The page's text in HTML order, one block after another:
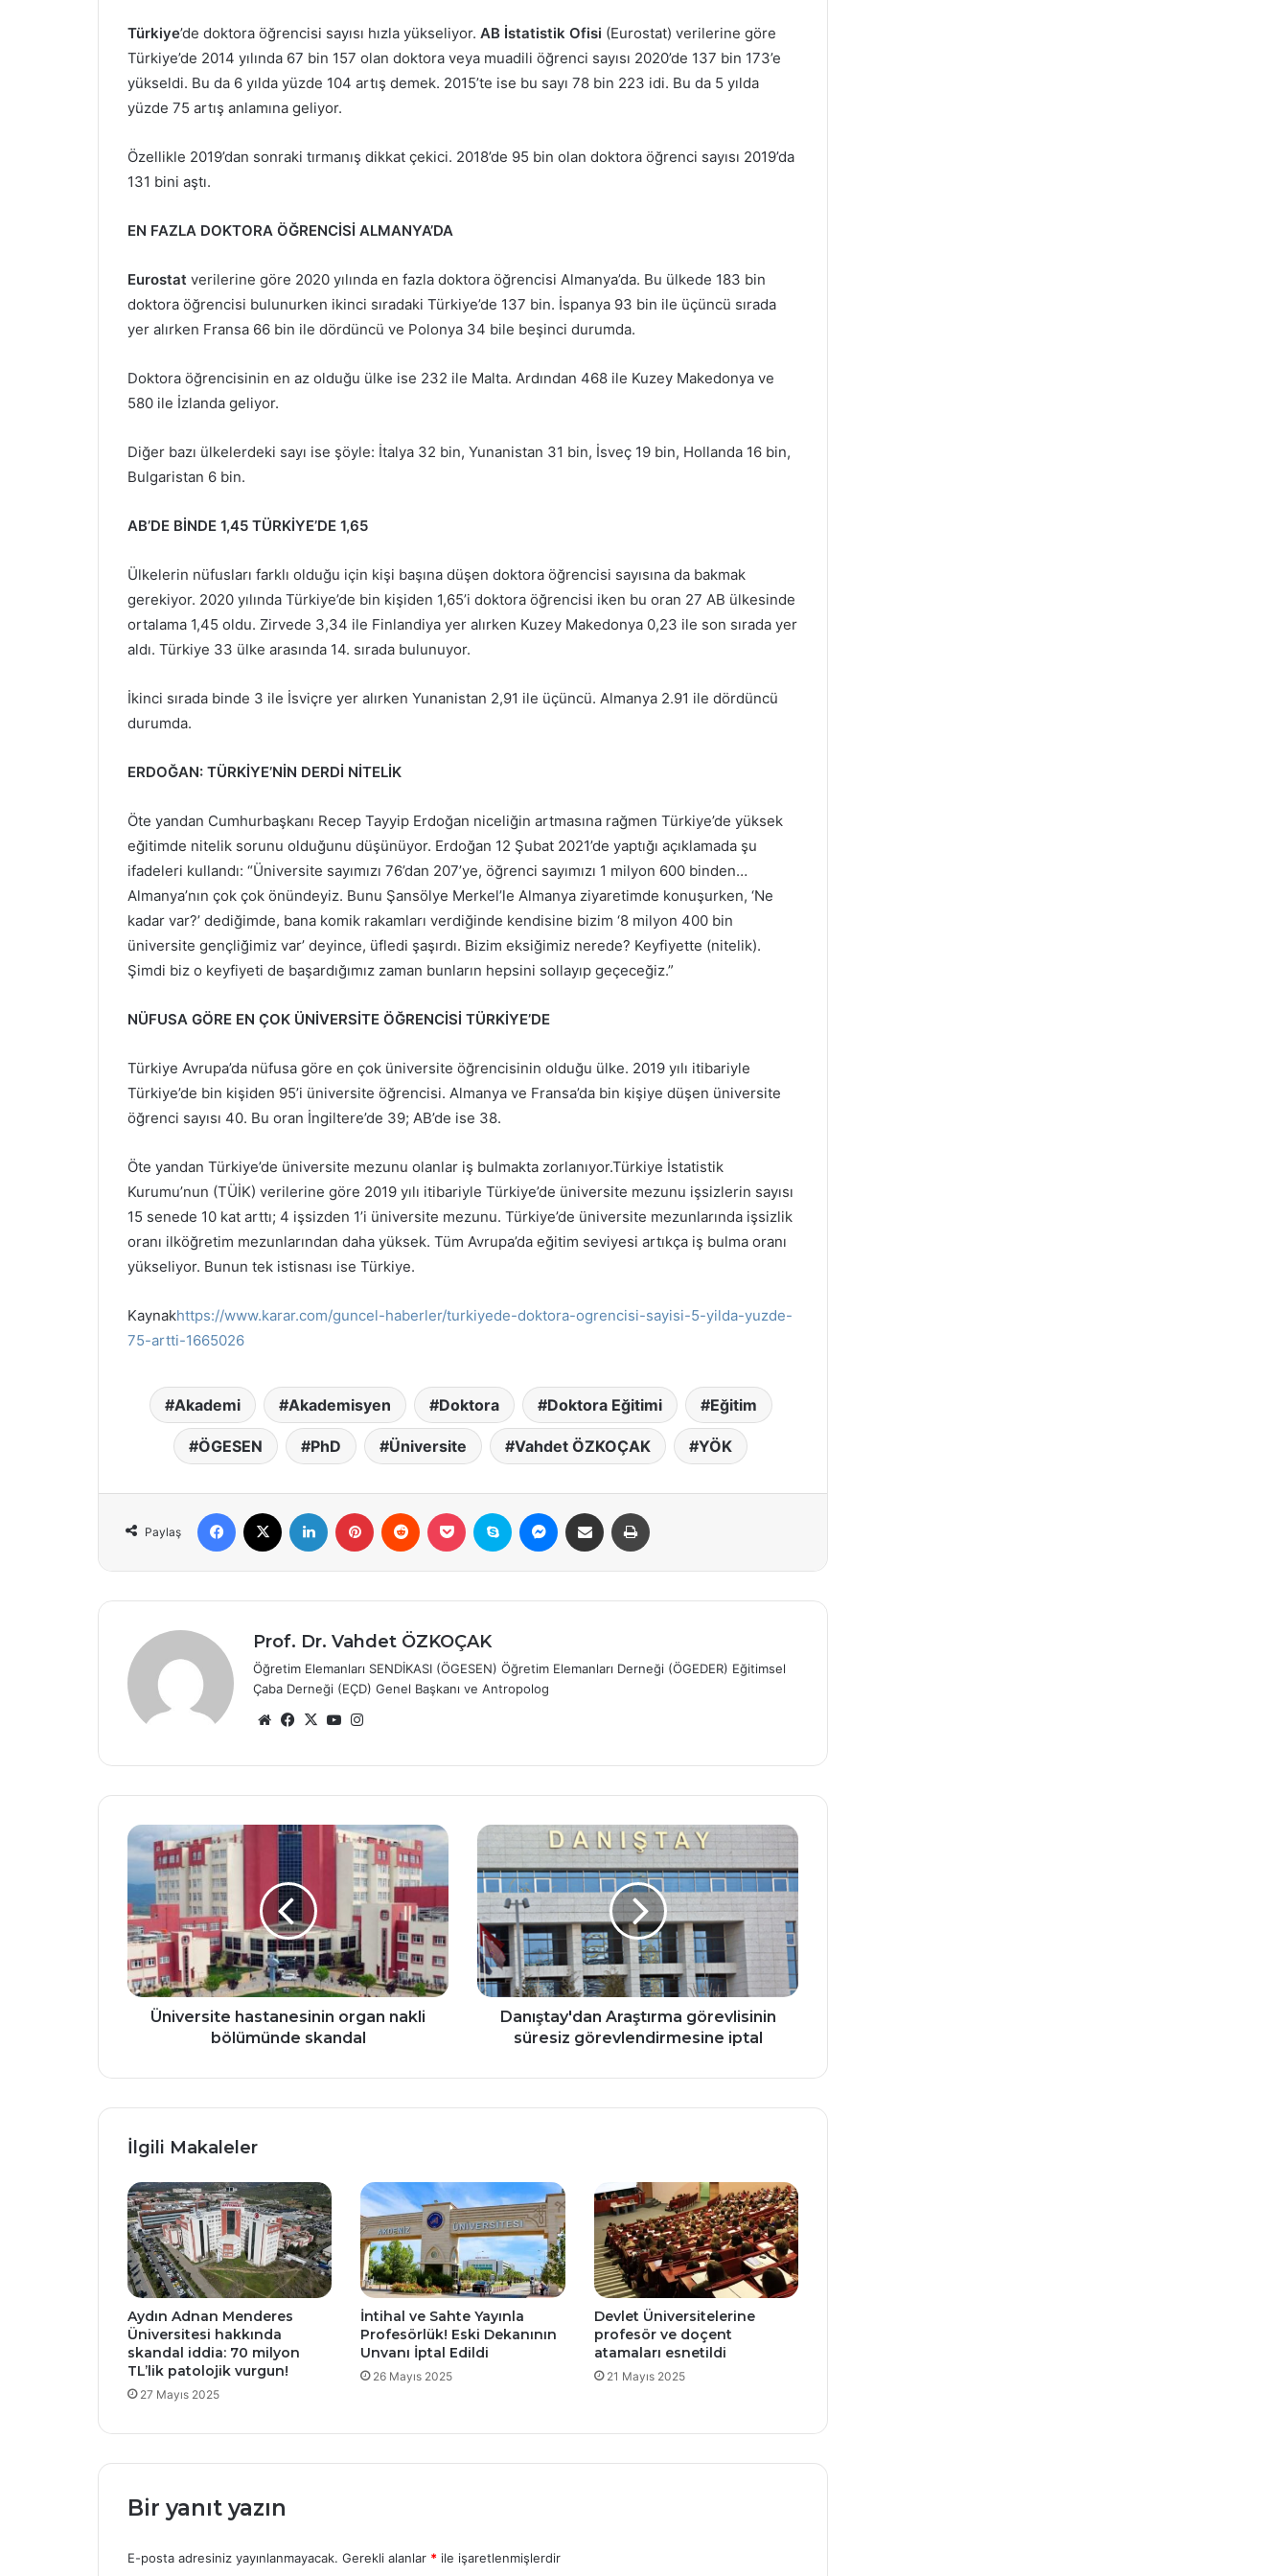
Türkiye’de doktora öğrencisi sayısı hızla yükseliyor. AB İstatistik Ofisi (Eurostat) verilerine göre
Türkiye’de 2014 yılında 67 bin 157 olan doktora veya muadili öğrenci sayısı 2020’de 137 bin 173’e
yükseldi. Bu da 6 yılda yüzde 104 artış demek. 2015’te ise bu sayı 78 bin 223 idi. Bu da 5 yılda
yüzde 75 artış anlamına geliyor.
Özellikle 2019’dan sonraki tırmanış dikkat çekici. 2018’de 95 bin olan doktora öğrenci sayısı 2019’da
131 bini aştı.
EN FAZLA DOKTORA ÖĞRENCİSİ ALMANYA’DA
Eurostat verilerine göre 2020 yılında en fazla doktora öğrencisi Almanya’da. Bu ülkede 183 bin
doktora öğrencisi bulunurken ikinci sıradaki Türkiye’de 137 bin. İspanya 93 bin ile üçüncü sırada
yer alırken Fransa 66 bin ile dördüncü ve Polonya 34 bile beşinci durumda.
Doktora öğrencisinin en az olduğu ülke ise 232 ile Malta. Ardından 468 ile Kuzey Makedonya ve
580 ile İzlanda geliyor.
Diğer bazı ülkelerdeki sayı ise şöyle: İtalya 32 bin, Yunanistan 31 bin, İsveç 19 bin, Hollanda 16 bin,
Bulgaristan 6 bin.
AB’DE BİNDE 1,45 TÜRKİYE’DE 1,65
Ülkelerin nüfusları farklı olduğu için kişi başına düşen doktora öğrencisi sayısına da bakmak
gerekiyor. 2020 yılında Türkiye’de bin kişiden 1,65’i doktora öğrencisi iken bu oran 27 AB ülkesinde
ortalama 1,45 oldu. Zirvede 3,34 ile Finlandiya yer alırken Kuzey Makedonya 0,23 ile son sırada yer
aldı. Türkiye 33 ülke arasında 14. sırada bulunuyor.
İkinci sırada binde 3 ile İsviçre yer alırken Yunanistan 2,91 ile üçüncü. Almanya 2.91 ile dördüncü
durumda.
ERDOĞAN: TÜRKİYE’NİN DERDİ NİTELİK
Öte yandan Cumhurbaşkanı Recep Tayyip Erdoğan niceliğin artmasına rağmen Türkiye’de yüksek
eğitimde nitelik sorunu olduğunu düşünüyor. Erdoğan 12 Şubat 2021’de yaptığı açıklamada şu
ifadeleri kullandı: “Üniversite sayımızı 76’dan 207’ye, öğrenci sayımızı 1 milyon 600 binden…
Almanya’nın çok çok önündeyiz. Bunu Şansölye Merkel’le Almanya ziyaretimde konuşurken, ‘Ne
kadar var?’ dediğimde, bana komik rakamları verdiğinde kendisine bizim ‘8 milyon 400 bin
üniversite gençliğimiz var’ deyince, üfledi şaşırdı. Bizim eksiğimiz nerede? Keyfiyette (nitelik).
Şimdi biz o keyfiyeti de başardığımız zaman bunların hepsini sollayıp geçeceğiz.”
NÜFUSA GÖRE EN ÇOK ÜNİVERSİTE ÖĞRENCİSİ TÜRKİYE’DE
Türkiye Avrupa’da nüfusa göre en çok üniversite öğrencisinin olduğu ülke. 2019 yılı itibariyle
Türkiye’de bin kişiden 95’i üniversite öğrencisi. Almanya ve Fransa’da bin kişiye düşen üniversite
öğrenci sayısı 40. Bu oran İngiltere’de 39; AB’de ise 38.
Öte yandan Türkiye’de üniversite mezunu olanlar iş bulmakta zorlanıyor.Türkiye İstatistik
Kurumu’nun (TÜİK) verilerine göre 2019 yılı itibariyle Türkiye’de üniversite mezunu işsizlerin sayısı
15 senede 10 kat arttı; 4 işsizden 1’i üniversite mezunu. Türkiye’de üniversite mezunlarında işsizlik
oranı ilköğretim mezunlarından daha yüksek. Tüm Avrupa’da eğitim seviyesi artıkça iş bulma oranı
yükseliyor. Bunun tek istisnası ise Türkiye.
Kaynakhttps://www.karar.com/guncel-haberler/turkiyede-doktora-ogrencisi-sayisi-5-yilda-yuzde-
75-artti-1665026
Akademi Akademisyen Doktora Doktora Eğitimi Eğitim
ÖGESEN PhD Üniversite Vahdet ÖZKOÇAK YÖK
Paylaş
Facebook LinkedIn Pinterest Reddit Pocket Skype MessengerE-Posta ile paylaş
Prof. Dr. Vahdet ÖZKOÇAK
Öğretim Elemanları SENDİKASI (ÖGESEN) Öğretim Elemanları Derneği (ÖGEDER) Eğitimsel
Çaba Derneği (EÇD) Genel Başkanı ve Antropolog
Web Facebook
X YouTube
Üniversite
hastanesinin
organ
bölümünde
skandal
Üniversite hastanesinin organ nakli
bölümünde skandal
Danıştay'dan
Araştırma
görevlisinin
süresiz
görevlendirmesine
iptal
Danıştay'dan Araştırma görevlisinin
süresiz görevlendirmesine iptal
İlgili Makaleler
Aydın Adnan Menderes
Üniversitesi hakkında
skandal iddia: 70 milyon
TL’lik patolojik vurgun!
27 Mayıs 2025
İntihal ve Sahte Yayınla
Profesörlük! Eski Dekanının
Unvanı İptal Edildi
26 Mayıs 2025
Devlet Üniversitelerine
profesör ve doçent
atamaları esnetildi
21 Mayıs 2025
Bir yanıt yazın
E-posta adresiniz yayınlanmayacak. Gerekli alanlar * ile işaretlenmişlerdir